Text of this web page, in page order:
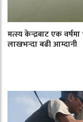
मत्स्य केन्द्रबाट एक
लाखभन्दा बढी आम्दानी